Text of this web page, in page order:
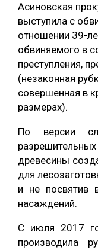
БИОЭНЕРГЕТИКА
ЛОГИСТИКА
ПРОИЗВОДСТВО
ЦБП
КОМПЛЕКСНАЯ
ЛЕСОПИЛЕНИЕ
ДЕРЕВЯННОЕ
СУШКА
ТЕМАТИЧЕСКИЕ
ПОДБОРКИ СТАТЕЙ
Асиновская
выступила с
отношении 39-
обвиняемого в
преступления,
(незаконная
совершенная в
размерах).
По версии
древесины
для
и не посвятив
насаждений.
С июля 2017
производила